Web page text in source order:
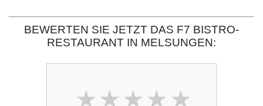
BEWERTEN SIE JETZT DAS F7 BISTRO-
RESTAURANT IN MELSUNGEN: